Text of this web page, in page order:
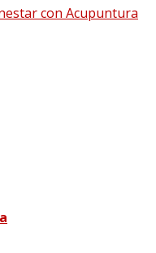
con Acupuntura
735 × 536pixelsLas